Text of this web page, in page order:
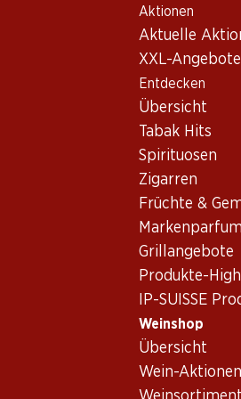
Aktionen
Aktuelle
XXL-Angebote
Entdecken
Übersicht
Tabak Hits
Spirituosen
Zigarren
Früchte &
Grillangebote
Produkte-
IP-SUISSE
Weinshop
Übersicht
Wein-Aktionen
Wein/
Neuenburg
Œil-de-Perdrix AOC Neuchâtel
Vorderseite Rückseite